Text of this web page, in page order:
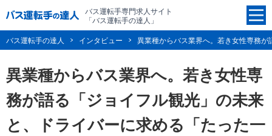
バス運転手専門求人サイト
「バス運転手の達人」
バス運転手の達人
インタビュー 異業種からバス業界へ。若き女性専務
異業種からバス業界へ。若き女性専
務が語る「ジョイフル観光」の未来
と、ドライバーに求める「たった一